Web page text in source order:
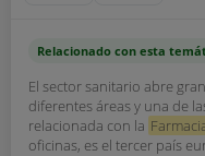
Relacionado con esta
El sector sanitario abre
diferentes áreas y una de
relacionada con la
oficinas, es el tercer país